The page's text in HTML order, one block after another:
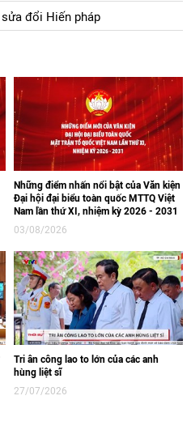
sửa đổi Hiến pháp
Những điểm nhấn nổi bật của Văn kiện
Đại hội đại biểu toàn quốc MTTQ Việt
Nam lần thứ XI, nhiệm kỳ 2026 - 2031
03/08/2026
Tri ân công lao to lớn của các anh
hùng liệt sĩ
27/07/2026